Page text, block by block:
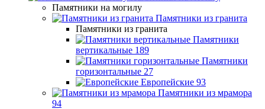
Памятники на могилу
Памятники из гранита
Памятники из гранита
Памятники
вертикальные 189
Памятники
горизонтальные 27
Европейские 93
Памятники из мрамора
94